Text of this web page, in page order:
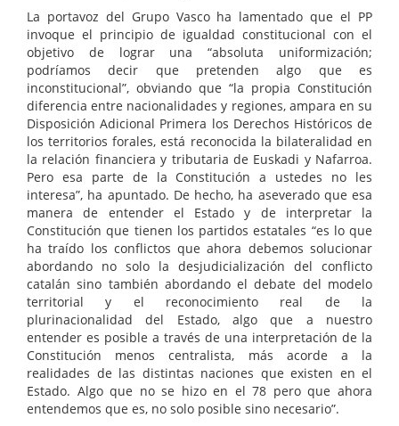
La portavoz del Grupo Vasco ha lamentado que el PP
invoque el principio de igualdad constitucional con el
objetivo de lograr una “absoluta uniformización;
podríamos decir que pretenden algo que es
inconstitucional”, obviando que “la propia Constitución
diferencia entre nacionalidades y regiones, ampara en su
Disposición Adicional Primera los Derechos Históricos de
los territorios forales, está reconocida la bilateralidad en
la relación financiera y tributaria de Euskadi y Nafarroa.
Pero esa parte de la Constitución a ustedes no les
interesa”, ha apuntado. De hecho, ha aseverado que esa
manera de entender el Estado y de interpretar la
Constitución que tienen los partidos estatales “es lo que
ha traído los conflictos que ahora debemos solucionar
abordando no solo la desjudicialización del conflicto
catalán sino también abordando el debate del modelo
territorial y el reconocimiento real de la
plurinacionalidad del Estado, algo que a nuestro
entender es posible a través de una interpretación de la
Constitución menos centralista, más acorde a la
realidades de las distintas naciones que existen en el
Estado. Algo que no se hizo en el 78 pero que ahora
entendemos que es, no solo posible sino necesario”.